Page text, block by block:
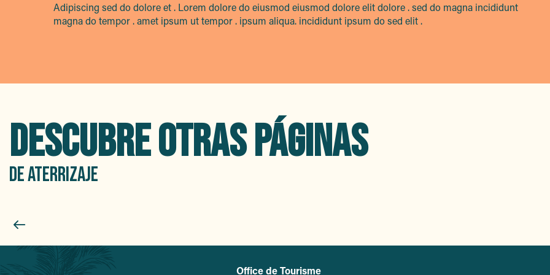
Adipiscing sed do dolore et . Lorem dolore do eiusmod eiusmod dolore elit dolore . sed do magna incididunt
magna do tempor . amet ipsum ut tempor . ipsum aliqua. incididunt ipsum do sed elit .
DESCUBRE OTRAS PÁGINAS
DE ATERRIZAJE
L'office de tourisme de Sainte-Maxime
Office de Tourisme